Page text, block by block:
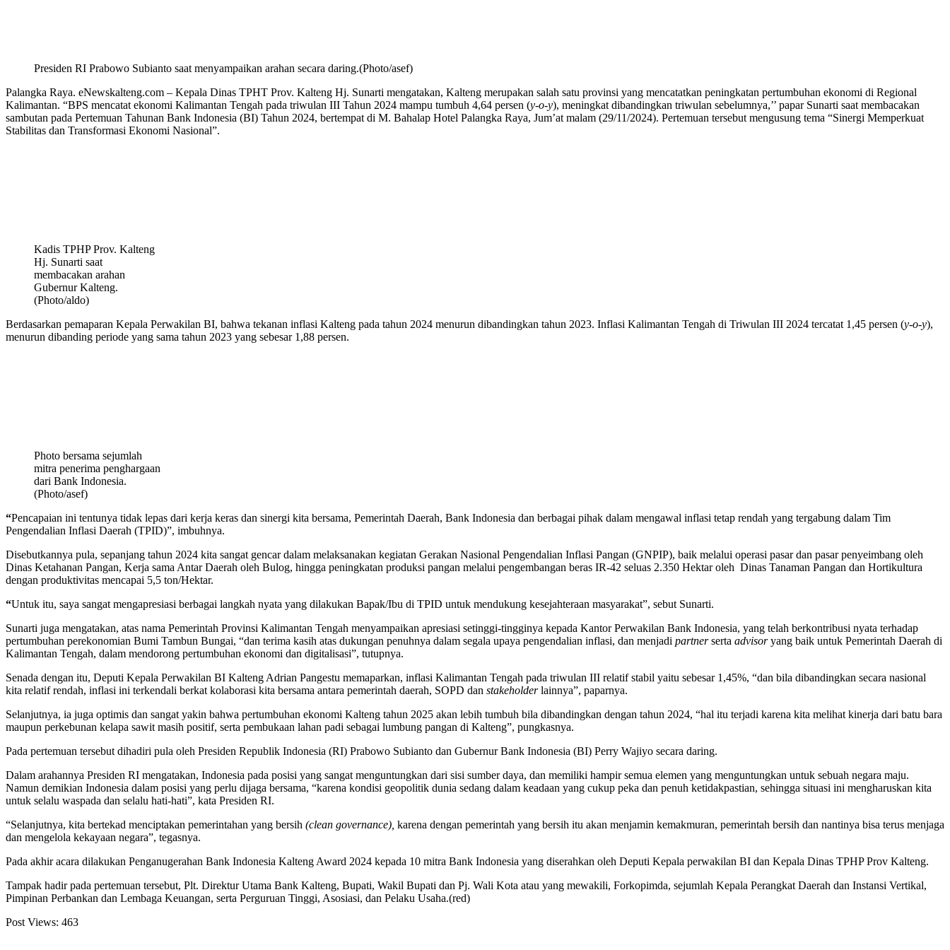
Presiden RI Prabowo Subianto saat menyampaikan arahan secara daring.(Photo/asef)
Palangka Raya. eNewskalteng.com – Kepala Dinas TPHT Prov. Kalteng Hj. Sunarti mengatakan, Kalteng merupakan salah satu provinsi yang mencatatkan peningkatan pertumbuhan ekonomi di Regional
Kalimantan. “BPS mencatat ekonomi Kalimantan Tengah pada triwulan III Tahun 2024 mampu tumbuh 4,64 persen (y-o-y), meningkat dibandingkan triwulan sebelumnya,’’ papar Sunarti saat membacakan
sambutan pada Pertemuan Tahunan Bank Indonesia (BI) Tahun 2024, bertempat di M. Bahalap Hotel Palangka Raya, Jum’at malam (29/11/2024). Pertemuan tersebut mengusung tema “Sinergi Memperkuat
Stabilitas dan Transformasi Ekonomi Nasional”.
Kadis TPHP Prov. Kalteng
Hj. Sunarti saat
membacakan arahan
Gubernur Kalteng.
(Photo/aldo)
Berdasarkan pemaparan Kepala Perwakilan BI, bahwa tekanan inflasi Kalteng pada tahun 2024 menurun dibandingkan tahun 2023. Inflasi Kalimantan Tengah di Triwulan III 2024 tercatat 1,45 persen (y-o-y),
menurun dibanding periode yang sama tahun 2023 yang sebesar 1,88 persen.
Photo bersama sejumlah
mitra penerima penghargaan
dari Bank Indonesia.
(Photo/asef)
“Pencapaian ini tentunya tidak lepas dari kerja keras dan sinergi kita bersama, Pemerintah Daerah, Bank Indonesia dan berbagai pihak dalam mengawal inflasi tetap rendah yang tergabung dalam Tim
Pengendalian Inflasi Daerah (TPID)”, imbuhnya.
Disebutkannya pula, sepanjang tahun 2024 kita sangat gencar dalam melaksanakan kegiatan Gerakan Nasional Pengendalian Inflasi Pangan (GNPIP), baik melalui operasi pasar dan pasar penyeimbang oleh
Dinas Ketahanan Pangan, Kerja sama Antar Daerah oleh Bulog, hingga peningkatan produksi pangan melalui pengembangan beras IR-42 seluas 2.350 Hektar oleh Dinas Tanaman Pangan dan Hortikultura
dengan produktivitas mencapai 5,5 ton/Hektar.
“Untuk itu, saya sangat mengapresiasi berbagai langkah nyata yang dilakukan Bapak/Ibu di TPID untuk mendukung kesejahteraan masyarakat”, sebut Sunarti.
Sunarti juga mengatakan, atas nama Pemerintah Provinsi Kalimantan Tengah menyampaikan apresiasi setinggi-tingginya kepada Kantor Perwakilan Bank Indonesia, yang telah berkontribusi nyata terhadap
pertumbuhan perekonomian Bumi Tambun Bungai, “dan terima kasih atas dukungan penuhnya dalam segala upaya pengendalian inflasi, dan menjadi partnerserta advisoryang baik untuk Pemerintah Daerah di
Kalimantan Tengah, dalam mendorong pertumbuhan ekonomi dan digitalisasi”, tutupnya.
Senada dengan itu, Deputi Kepala Perwakilan BI Kalteng Adrian Pangestu memaparkan, inflasi Kalimantan Tengah pada triwulan III relatif stabil yaitu sebesar 1,45%, “dan bila dibandingkan secara nasional
kita relatif rendah, inflasi ini terkendali berkat kolaborasi kita bersama antara pemerintah daerah, SOPD dan stakeholderlainnya”, paparnya.
Selanjutnya, ia juga optimis dan sangat yakin bahwa pertumbuhan ekonomi Kalteng tahun 2025 akan lebih tumbuh bila dibandingkan dengan tahun 2024, “hal itu terjadi karena kita melihat kinerja dari batu bara
maupun perkebunan kelapa sawit masih positif, serta pembukaan lahan padi sebagai lumbung pangan di Kalteng”, pungkasnya.
Pada pertemuan tersebut dihadiri pula oleh Presiden Republik Indonesia (RI) Prabowo Subianto dan Gubernur Bank Indonesia (BI) Perry Wajiyo secara daring.
Dalam arahannya Presiden RI mengatakan, Indonesia pada posisi yang sangat menguntungkan dari sisi sumber daya, dan memiliki hampir semua elemen yang menguntungkan untuk sebuah negara maju.
Namun demikian Indonesia dalam posisi yang perlu dijaga bersama, “karena kondisi geopolitik dunia sedang dalam keadaan yang cukup peka dan penuh ketidakpastian, sehingga situasi ini mengharuskan kita
untuk selalu waspada dan selalu hati-hati”, kata Presiden RI.
“Selanjutnya, kita bertekad menciptakan pemerintahan yang bersih (clean governance), karena dengan pemerintah yang bersih itu akan menjamin kemakmuran, pemerintah bersih dan nantinya bisa terus menjaga
dan mengelola kekayaan negara”, tegasnya.
Pada akhir acara dilakukan Penganugerahan Bank Indonesia Kalteng Award 2024 kepada 10 mitra Bank Indonesia yang diserahkan oleh Deputi Kepala perwakilan BI dan Kepala Dinas TPHP Prov Kalteng.
Tampak hadir pada pertemuan tersebut, Plt. Direktur Utama Bank Kalteng, Bupati, Wakil Bupati dan Pj. Wali Kota atau yang mewakili, Forkopimda, sejumlah Kepala Perangkat Daerah dan Instansi Vertikal,
Pimpinan Perbankan dan Lembaga Keuangan, serta Perguruan Tinggi, Asosiasi, dan Pelaku Usaha.(red)
Post Views: 463